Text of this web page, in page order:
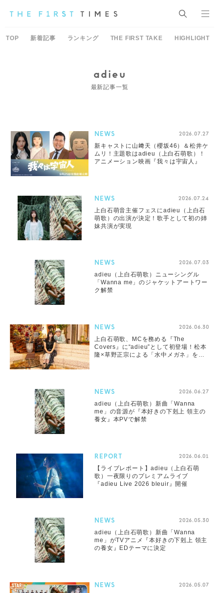
TOP 新着記事 ランキング THE FIRST TAKE HIGHLIGHT
adieu
最新記事一覧
NEWS 2026.07.27
新キャストに山﨑天（櫻坂46）＆松井ケ
ムリ！主題歌はadieu（上白石萌歌）！
アニメーション映画『我々は宇宙人』
NEWS 2026.07.24
上白石萌音主催フェスにadieu（上白石
萌歌）の出演が決定！歌手として初の姉
妹共演が実現
NEWS 2026.07.03
adieu（上白石萌歌）ニューシングル
「Wanna me」のジャケットアートワー
ク解禁
NEWS 2026.06.30
上白石萌歌、MCを務める『The
Covers』に“adieu”として初登場！松本
隆×草野正宗による「水中メガネ」をカ
NEWS 2026.06.27
adieu（上白石萌歌）新曲「Wanna
me」の音源が『本好きの下剋上 領主の
養女』本PVで解禁
REPORT 2026.06.01
【ライブレポート】adieu（上白石萌
歌）一夜限りのプレミアムライブ
『adieu Live 2026 bleuir』開催
NEWS 2026.05.30
adieu（上白石萌歌）新曲「Wanna
me」がTVアニメ『本好きの下剋上 領主
の養女』EDテーマに決定
NEWS 2026.05.07